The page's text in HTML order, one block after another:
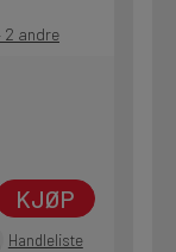
2 andre
KJØP
Handleliste